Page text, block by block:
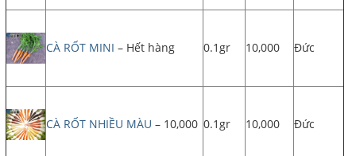
CÀ RỐT MINI – Hết hàng 0.1gr 10,000 Đức
CÀ RỐT NHIỀU MÀU – 10,000 0.1gr 10,000 Đức